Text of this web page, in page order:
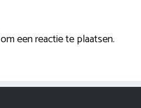
om een reactie te plaatsen.